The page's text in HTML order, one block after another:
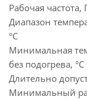
Рабочая частота,
Диапазон
°C
Минимальная
без подогрева, °C
Длительно
Минимальный